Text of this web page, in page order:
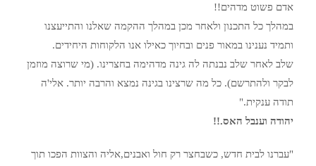
אדם פשוט מדהים!!
במהלך כל התכנון ולאחר מכן במהלך ההקמה שאלנו והתייעצנו
ותמיד נענינו במאור פנים ובחיוך כאילו אנו הלקוחות היחידים.
שלב לאחר שלב נבנתה לה גינה מדהימה בחצרינו. (מי שרוצה מוזמן
לבקר ולהתרשם). כל מה שרצינו בגינה נמצא והרבה יותר. אלי'ה
תודה ענקית."
יהודה וענבל האס.!!
"עברנו לבית חדש, כשבחצר רק חול ואבנים,אליה והצוות הפכו תוך